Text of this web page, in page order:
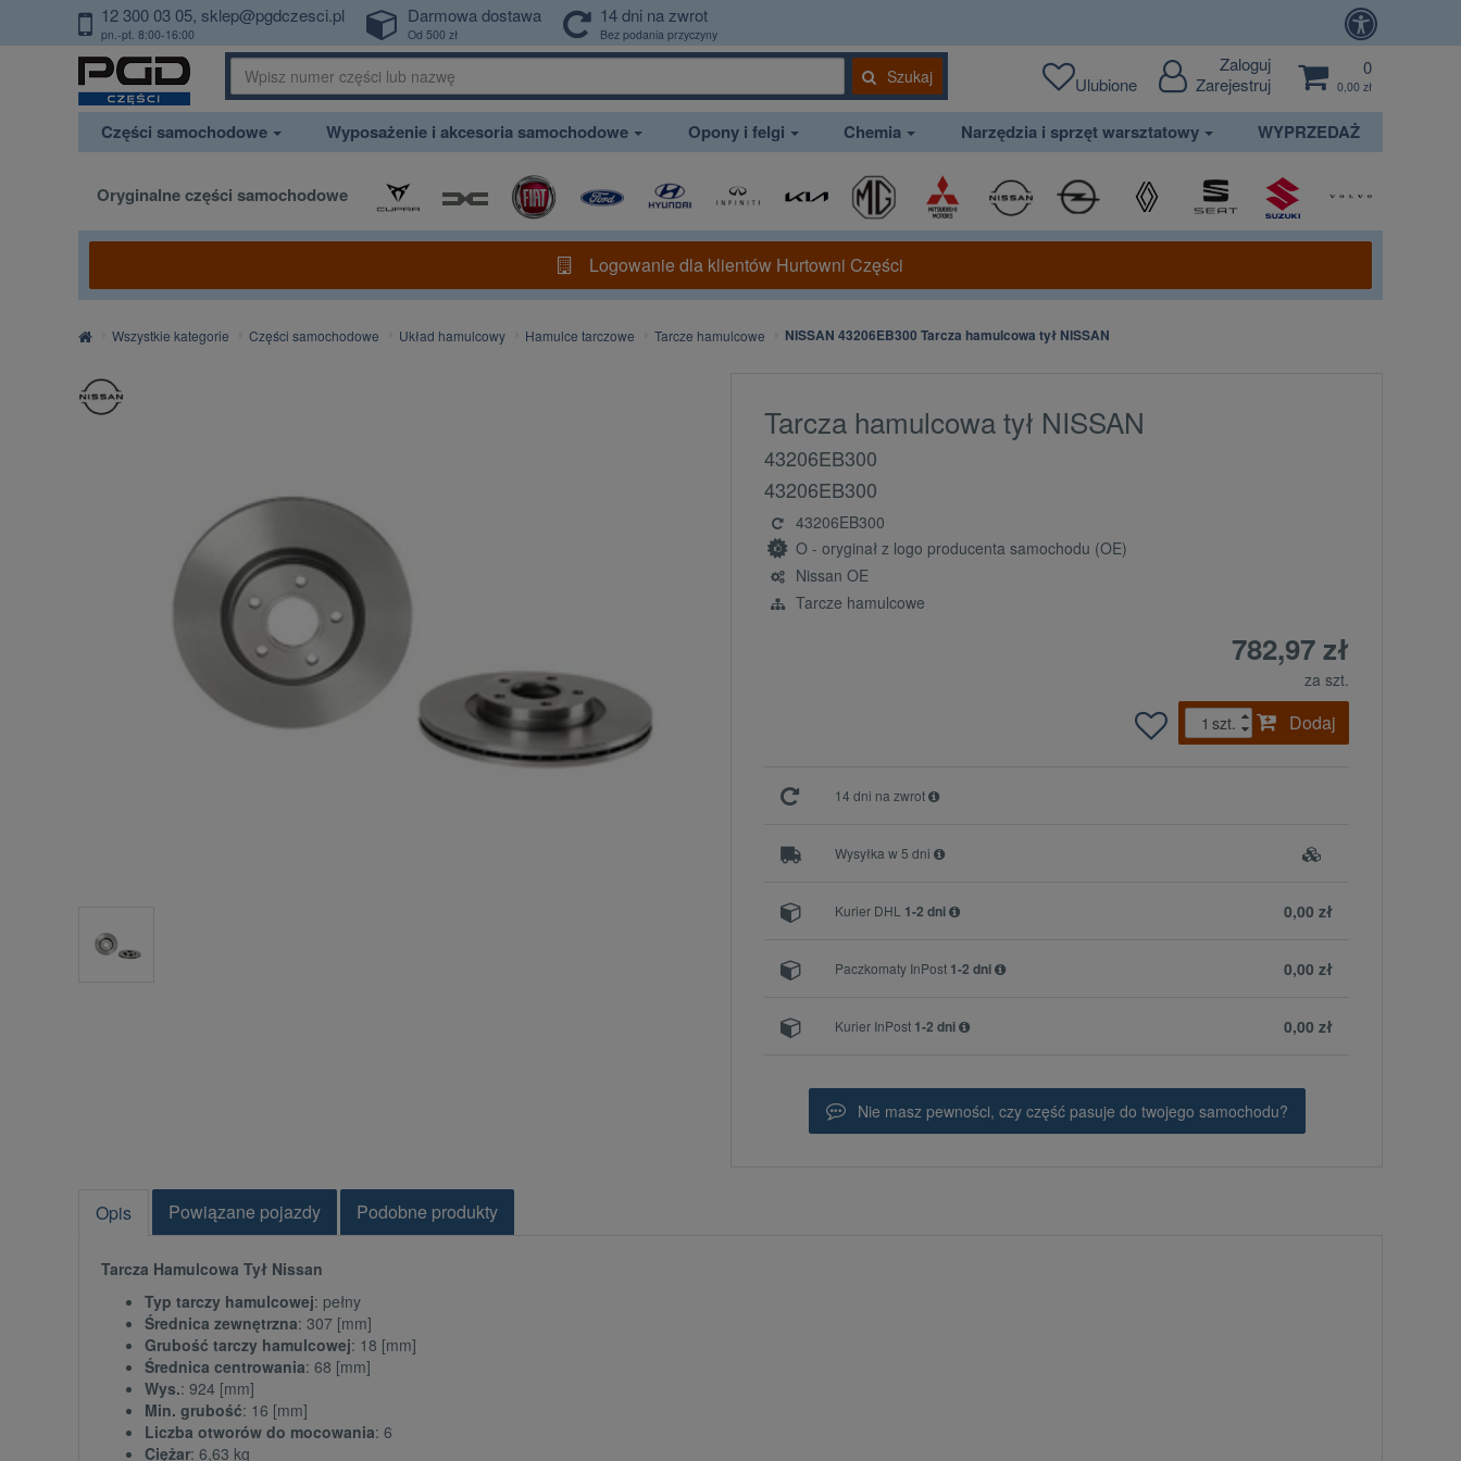
PrzejdzDoTresci
12 300 03 05 sklep@pgdczesci.pl
pn.-pt. 8:00-16:00
Darmowa dostawa
Od 500 zł
14 dni na zwrot
Bez podania przyczyny
Szukaj Ulubione
Zaloguj
Zarejestruj
0
0,00 zł
Części samochodowe Wyposażenie i akcesoria samochodowe Opony i felgi Chemia Narzędzia i sprzęt warsztatowy WYPRZEDAŻ
Oryginalne części samochodowe
Logowanie dla klientów Hurtowni Części
StronaWszystkie kategorie Części samochodowe Układ hamulcowy Hamulce tarczowe Tarcze hamulcowe NISSAN 43206EB300 Tarcza hamulcowa tył NISSAN
Tarcza hamulcowa tył NISSAN
43206EB300
43206EB300
43206EB300
O - oryginał z logo producenta samochodu (OE)
Nissan OE
Tarcze hamulcowe
782,97 zł
za szt.
szt.
Dodaj
14 dni na zwrot
Wysyłka w 5 dni
0,00 zł
Kurier DHL 1-2 dni
0,00 zł
Paczkomaty InPost 1-2 dni
0,00 zł
Kurier InPost 1-2 dni
Nie masz pewności, czy część pasuje do twojego samochodu?
Opis Powiązane pojazdy Podobne produkty
Tarcza Hamulcowa Tył Nissan
Typ tarczy hamulcowej: pełny
Średnica zewnętrzna: 307 [mm]
Grubość tarczy hamulcowej: 18 [mm]
Średnica centrowania: 68 [mm]
Wys.: 924 [mm]
Min. grubość: 16 [mm]
Liczba otworów do mocowania: 6
Ciężar: 6,63 kg